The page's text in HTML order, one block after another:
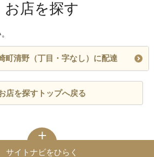
お店を探す
町清野（丁目・字なし）に配達
店を探すトップへ戻る
サイトナビをひらく